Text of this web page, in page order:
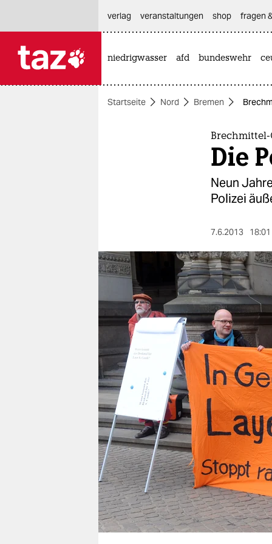
themen
berlin
nord
wahrheit
verlag
verlag
veranstaltungen
shop
fragen & hilfe
unterstützen
abo
genossenschaft
verlag
veranstaltungen shop fragen
niedrigwasser afd bundeswehr
Startseite Nord Bremen
Brechmittel-
Die
Neun
Polizei
7.6.2013